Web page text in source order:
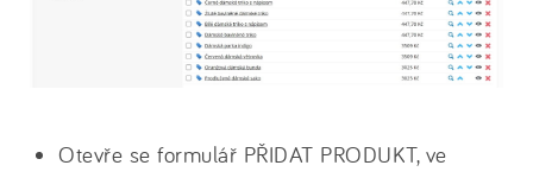
Otevře se formulář PŘIDAT PRODUKT, ve